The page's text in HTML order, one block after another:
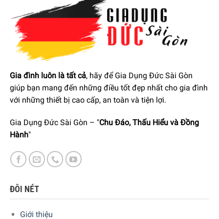
Bề mặt của tủ lạnh có một hiệu ứng mềm mại đặc biệt khi
chạm vào phải được cảm nhận để đánh giá đầy đủ. Kết
cấu mới sáng tạo này cho phép kết cấu xúc giác được đưa
vào nhà bếp.
Gia đình luôn là tất cả, hãy để Gia Dụng Đức Sài Gòn
giúp bạn mang đến những điều tốt đẹp nhất cho gia đình
với những thiết bị cao cấp, an toàn và tiện lợi.
Gia Dụng Đức Sài Gòn – "Chu Đáo, Thấu Hiểu và Đồng
Hành"
ĐÔI NÉT
Giới thiệu